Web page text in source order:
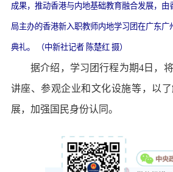
成果，推动香港与内地基础教育融合发展，由
局主办的香港新入职教师内地学习团在广东广
典礼。 （中新社记者 陈楚红 摄）
据介绍，学习团行程为期4日，将
讲座、参观企业和文化设施等，以
展，加强国民身份认同。